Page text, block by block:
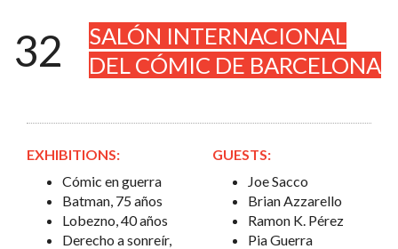
32
SALÓN INTERNACIONAL
DEL CÓMIC DE BARCELONA
EXHIBITIONS:
Cómic en guerra
Batman, 75 años
Lobezno, 40 años
Derecho a sonreír,
GUESTS:
Joe Sacco
Brian Azzarello
Ramon K. Pérez
Pia Guerra